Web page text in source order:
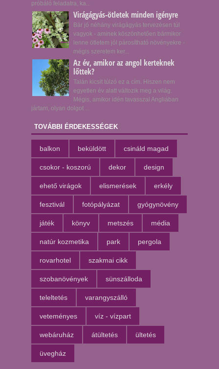
próbáló feladatra, ka...
Virágágyás-ötletek minden igényre
Bár jó néhány virágágyás tervezésen túl
vagyok - aminek köszönhetően bármikor
lenne ötletem jól párosítható növényekre -
mégis szeretem ker...
Az év, amikor az angol kerteknek
lőttek?
Talán kicsit túlzó ez a cím. Hiszen nem
egyetlen év alatt változik meg a világ.
Mégis, amikor idén tavasszal Angliában
jártam, olyan dolgot ...
TOVÁBBI ÉRDEKESSÉGEK
balkon beküldött csináld magad
csokor - koszorú dekor design
ehető virágok elismerések erkély
fesztivál fotópályázat gyógynövény
játék könyv metszés média
natúr kozmetika park pergola
rovarhotel szakmai cikk
szobanövények sünszálloda
teleltetés varangyszálló
veteményes víz - vízpart
webáruház átültetés ültetés
üvegház